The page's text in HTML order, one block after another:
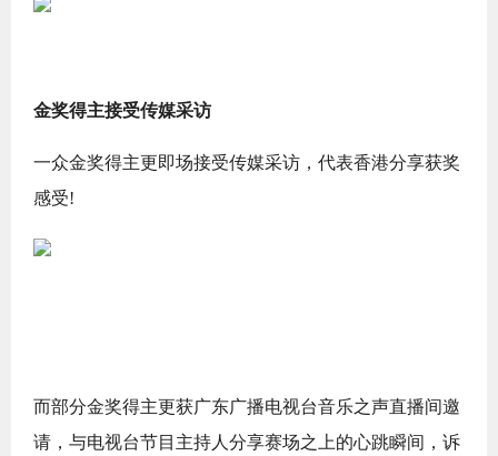
金奖得主接受传媒采访
一众金奖得主更即场接受传媒采访，代表香港分享获奖
感受!
而部分金奖得主更获广东广播电视台音乐之声直播间邀
请，与电视台节目主持人分享赛场之上的心跳瞬间，诉